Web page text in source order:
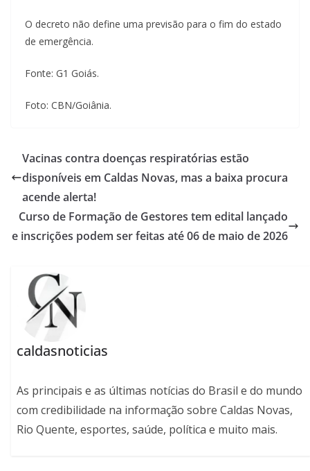
O decreto não define uma previsão para o fim do estado
de emergência.
Fonte: G1 Goiás.
Foto: CBN/Goiânia.
Vacinas contra doenças respiratórias estão
disponíveis em Caldas Novas, mas a baixa procura
acende alerta!
Curso de Formação de Gestores tem edital lançado
e inscrições podem ser feitas até 06 de maio de 2026
caldasnoticias
As principais e as últimas notícias do Brasil e do mundo
com credibilidade na informação sobre Caldas Novas,
Rio Quente, esportes, saúde, política e muito mais.